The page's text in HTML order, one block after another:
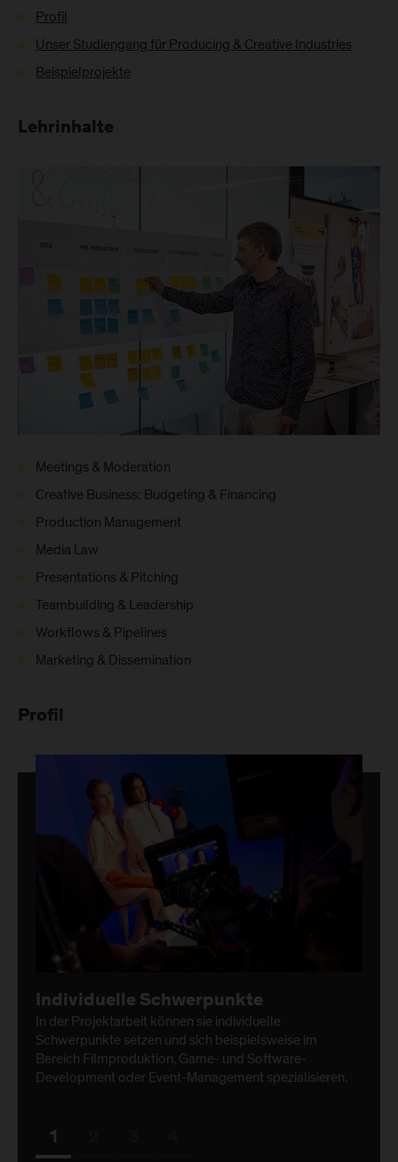
Profil
Unser Studiengang für Producing & Creative Industries
Beispielprojekte
Lehrinhalte
Meetings & Moderation
Creative Business: Budgeting & Financing
Production Management
Media Law
Presentations & Pitching
Teambuilding & Leadership
Workflows & Pipelines
Marketing & Dissemination
Profil
Individuelle Schwerpunkte
In der Projektarbeit können sie individuelle
Schwerpunkte setzen und sich beispielsweise im
Bereich Filmproduktion, Game- und Software-
Development oder Event-Management spezialisieren.
1